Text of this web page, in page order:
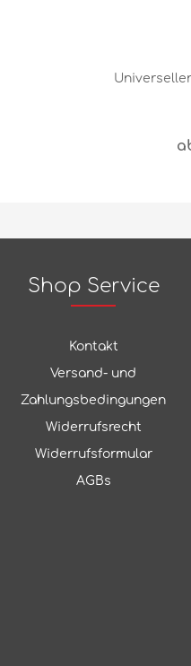
Shop Service
Kontakt
Versand- und
Zahlungsbedingungen
Widerrufsrecht
Widerrufsformular
AGBs